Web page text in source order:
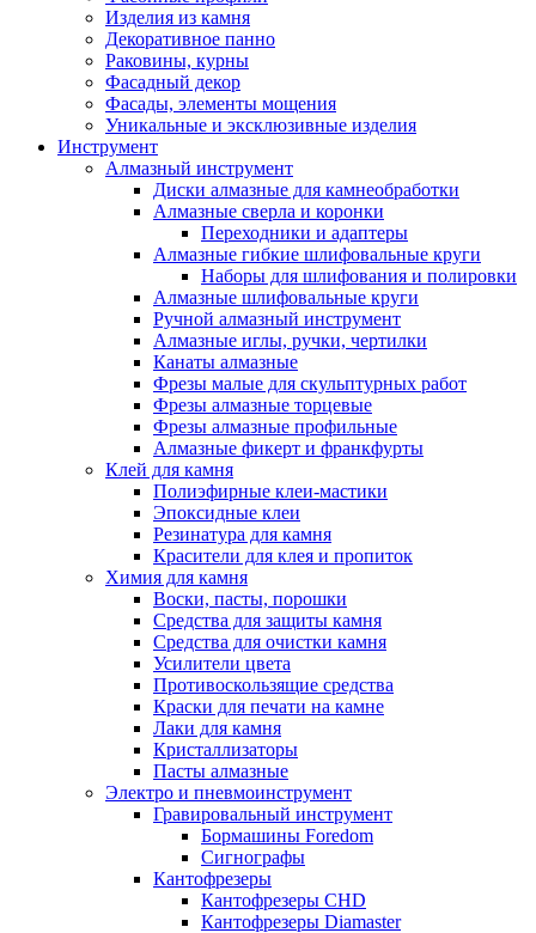
Изделия из камня
Декоративное панно
Раковины, курны
Фасадный декор
Фасады, элементы мощения
Уникальные и эксклюзивные изделия
Инструмент
Алмазный инструмент
Диски алмазные для камнеобработки
Алмазные сверла и коронки
Переходники и адаптеры
Алмазные гибкие шлифовальные круги
Наборы для шлифования и полировки
Алмазные шлифовальные круги
Ручной алмазный инструмент
Алмазные иглы, ручки, чертилки
Канаты алмазные
Фрезы малые для скульптурных работ
Фрезы алмазные торцевые
Фрезы алмазные профильные
Алмазные фикерт и франкфурты
Клей для камня
Полиэфирные клеи-мастики
Эпоксидные клеи
Резинатура для камня
Красители для клея и пропиток
Химия для камня
Воски, пасты, порошки
Средства для защиты камня
Средства для очистки камня
Усилители цвета
Противоскользящие средства
Краски для печати на камне
Лаки для камня
Кристаллизаторы
Пасты алмазные
Электро и пневмоинструмент
Гравировальный инструмент
Бормашины Foredom
Сигнографы
Кантофрезеры
Кантофрезеры CHD
Кантофрезеры Diamaster